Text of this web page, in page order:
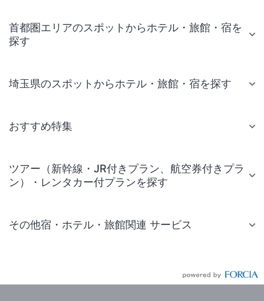
首都圏エリアのスポットからホテル・旅館・宿を
探す
埼玉県のスポットからホテル・旅館・宿を探す
おすすめ特集
ツアー（新幹線・JR付きプラン、航空券付きプラ
ン）・レンタカー付プランを探す
その他宿・ホテル・旅館関連 サービス